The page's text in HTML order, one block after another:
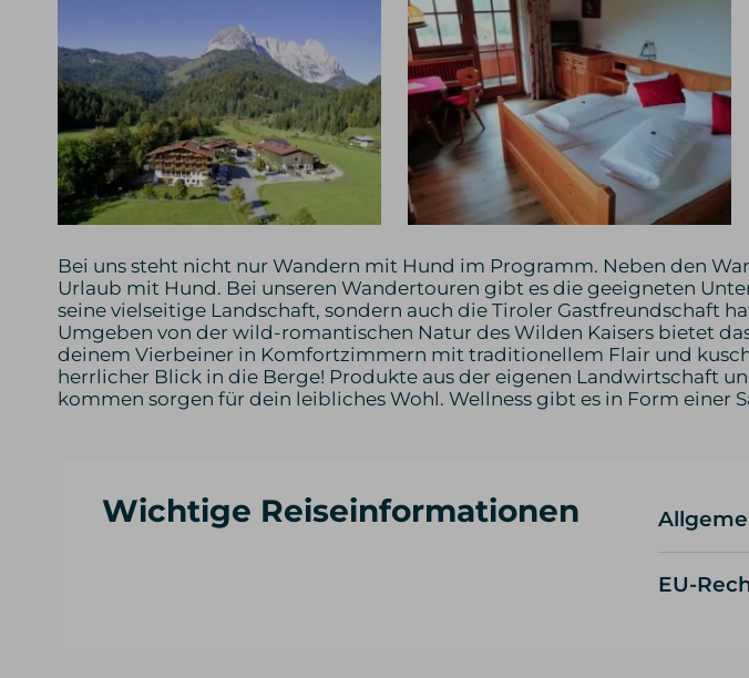
Bei uns steht nicht nur Wandern mit Hund im Programm. Neben den
Urlaub mit Hund. Bei unseren Wandertouren gibt es die geeigneten
seine vielseitige Landschaft, sondern auch die Tiroler Gastfreundschaft
Umgeben von der wild-romantischen Natur des Wilden Kaisers bietet
deinem Vierbeiner in Komfortzimmern mit traditionellem Flair und
herrlicher Blick in die Berge! Produkte aus der eigenen Landwirtschaft
kommen sorgen für dein leibliches Wohl. Wellness gibt es in Form einer
Wichtige Reiseinformationen
Wir
EU-